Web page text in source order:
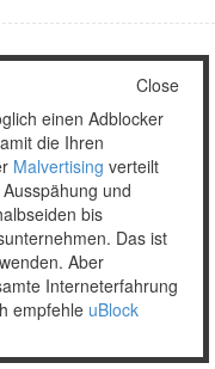
Spam.
Close
einen Adblocker
die Ihren
Malvertising verteilt
und
bis
Das ist
Aber
Interneterfahrung
empfehle uBlock